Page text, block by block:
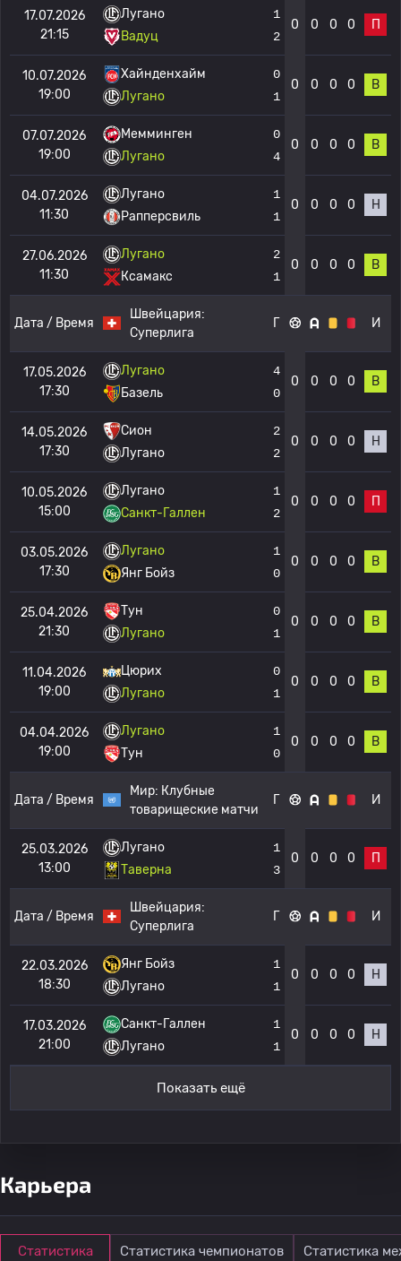
17.07.2026
21:15
Лугано
Вадуц
1
2
0 0 0 0 П
10.07.2026
19:00
Хайнденхайм
Лугано
0
1
0 0 0 0 В
07.07.2026
19:00
Мемминген
Лугано
0
4
0 0 0 0 В
04.07.2026
11:30
Лугано
Рапперсвиль
1
1
0 0 0 0 Н
27.06.2026
11:30
Лугано
Ксамакс
2
1
0 0 0 0 В
Дата / Время
Швейцария:
Суперлига
Г И
17.05.2026
17:30
Лугано
Базель
4
0
0 0 0 0 В
14.05.2026
17:30
Сион
Лугано
2
2
0 0 0 0 Н
10.05.2026
15:00
Лугано
Санкт-Галлен
1
2
0 0 0 0 П
03.05.2026
17:30
Лугано
Янг Бойз
1
0
0 0 0 0 В
25.04.2026
21:30
Тун
Лугано
0
1
0 0 0 0 В
11.04.2026
19:00
Цюрих
Лугано
0
1
0 0 0 0 В
04.04.2026
19:00
Лугано
Тун
1
0
0 0 0 0 В
Дата / Время
Мир: Клубные
товарищеские матчи
Г И
25.03.2026
13:00
Лугано
Таверна
1
3
0 0 0 0 П
Дата / Время
Швейцария:
Суперлига
Г И
22.03.2026
18:30
Янг Бойз
Лугано
1
1
0 0 0 0 Н
17.03.2026
21:00
Санкт-Галлен
Лугано
1
1
0 0 0 0 Н
Показать ещё
Карьера
Статистика Статистика чемпионатов Статистика